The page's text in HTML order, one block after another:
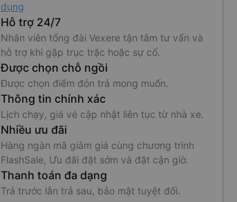
dụng
Hỗ trợ 24/7
Nhân viên tổng đài Vexere tận tâm tư vấn và
hỗ trợ khi gặp trục trặc hoặc sự cố.
Được chọn chỗ ngồi
Được chọn điểm đón trả mong muốn.
Thông tin chính xác
Lịch chạy, giá vé cập nhật liên tục từ nhà xe.
Nhiều ưu đãi
Hàng ngàn mã giảm giá cùng chương trình
FlashSale, Ưu đãi đặt sớm và đặt cận giờ.
Thanh toán đa dạng
Trả trước lẫn trả sau, bảo mật tuyệt đối.